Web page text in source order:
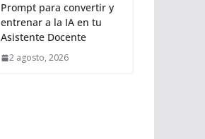
Prompt para convertir y
entrenar a la IA en tu
Asistente Docente
2 agosto, 2026